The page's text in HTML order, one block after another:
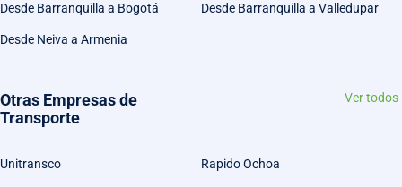
Desde Barranquilla a Bogotá Desde Barranquilla a Valledupar
Desde Neiva a Armenia
Otras Empresas de
Transporte
Ver todos
Unitransco Rapido Ochoa